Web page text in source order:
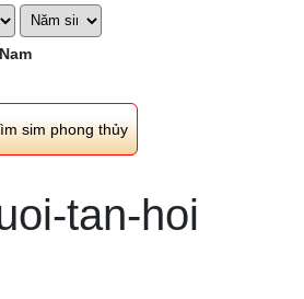
Nam
tan-hoi